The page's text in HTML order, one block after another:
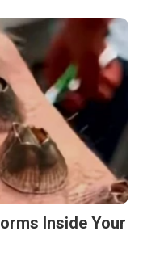
From A